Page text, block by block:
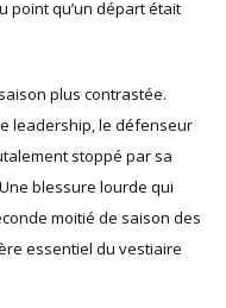
point qu’un départ était
plus contrastée.
leadership, le défenseur
stoppé par sa
blessure lourde qui
moitié de saison des
essentiel du vestiaire